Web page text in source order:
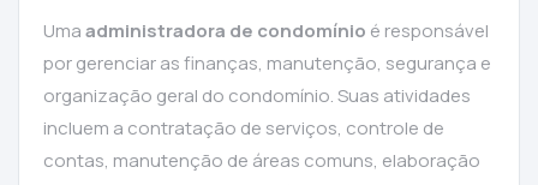
Umaadministradora de condomínio é responsável
por gerenciar as finanças, manutenção, segurança e
organização geral do condomínio. Suas atividades
incluem a contratação de serviços, controle de
contas, manutenção de áreas comuns, elaboração